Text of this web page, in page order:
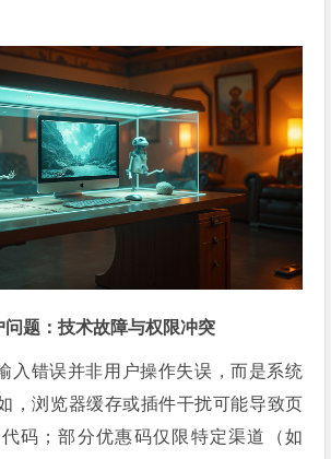
问题：技术故障与权限冲突
入错误并非用户操作失误，而是系统
，浏览器缓存或插件干扰可能导致页
码；部分优惠码仅限特定渠道（如